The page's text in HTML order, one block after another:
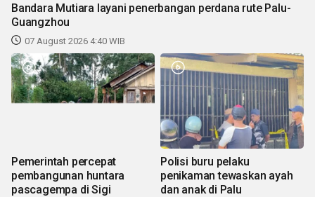
Bandara Mutiara layani penerbangan perdana rute Palu-
Guangzhou
07 August 2026 4:40 WIB
Pemerintah percepat
pembangunan huntara
pascagempa di Sigi
Polisi buru pelaku
penikaman tewaskan ayah
dan anak di Palu